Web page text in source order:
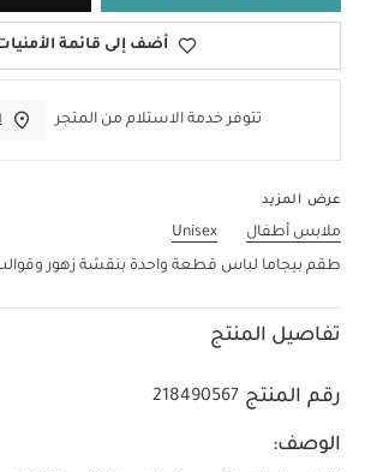
أضف إلى قائمة
تتوفر خدمة الاستلام من المتجر
عرض المزيد
ملابس أطفال
Unisex
طقم بيجاما لباس قطعة واحدة بنقشة زهور وقوالب
تفاصيل المنتج
رقم المنتج 218490567
الوصف: